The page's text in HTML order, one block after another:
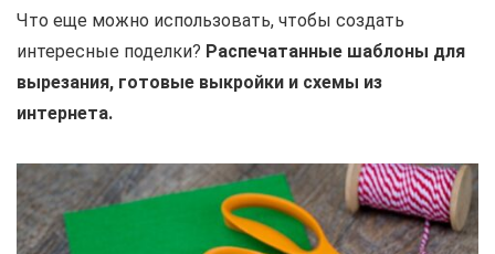
Что еще можно использовать, чтобы создать
интересные поделки? Распечатанные шаблоны для
вырезания, готовые выкройки и схемы из
интернета.